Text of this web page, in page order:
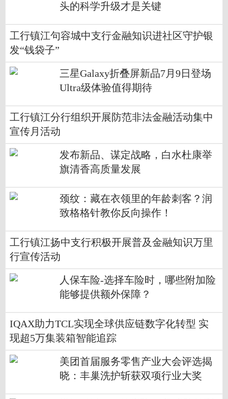
头的科学升级才是关键
工行镇江句容城中支行金融知识进社区守护银
发“钱袋子”
三星Galaxy折叠屏新品7月9日登场
Ultra级体验值得期待
工行镇江分行组织开展防范非法金融活动集中
宣传月活动
发布新品、谋定战略，白水杜康举
旗清香高质量发展
颈纹：藏在衣领里的年龄刺客？润
致格格针教你反向操作！
工行镇江扬中支行积极开展普及金融知识万里
行宣传活动
人保车险-选择车险时，哪些附加险
能够提供额外保障？
IQAX助力TCL实现全球供应链数字化转型 实
现超5万集装箱智能追踪
美团首届服务零售产业大会评选揭
晓：丰巢洗护斩获双项行业大奖